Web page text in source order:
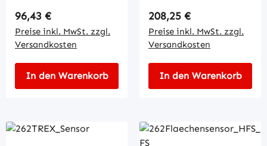
Regulärer Preis:
96,43 €
Preise inkl. MwSt. zzgl.
Versandkosten
In den Warenkorb
Regulärer Preis:
208,25 €
Preise inkl. MwSt. zzgl.
Versandkosten
In den Warenkorb